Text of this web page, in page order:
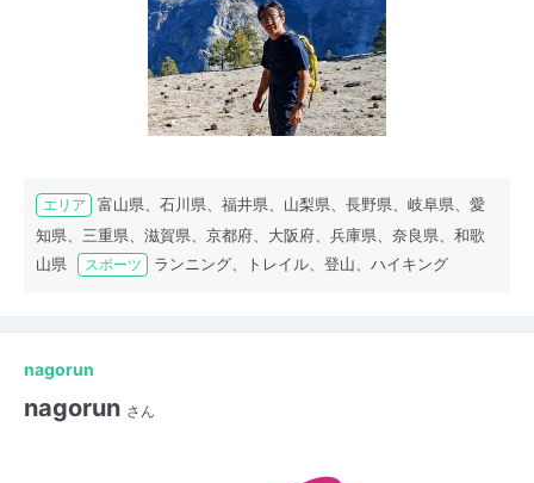
エリア
富山県、石川県、福井県、山梨県、長野県、岐阜県、愛
知県、三重県、滋賀県、京都府、大阪府、兵庫県、奈良県、和歌
山県
スポーツ ランニング、トレイル、登山、ハイキング
nagorun
nagorun さん